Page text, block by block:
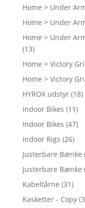
Home > Under
Home > Under
Home > Under
(13)
Home > Victory
Home > Victory
HYROX udstyr (18)
Indoor Bikes (11)
Indoor Bikes (47)
Indoor Rigs (26)
Justerbare Bænke
Justerbare Bænke
Kabeltårne (31)
Kasketter - Copy